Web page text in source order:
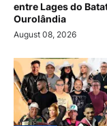
entre Lages do
Ourolândia
August 08, 2026